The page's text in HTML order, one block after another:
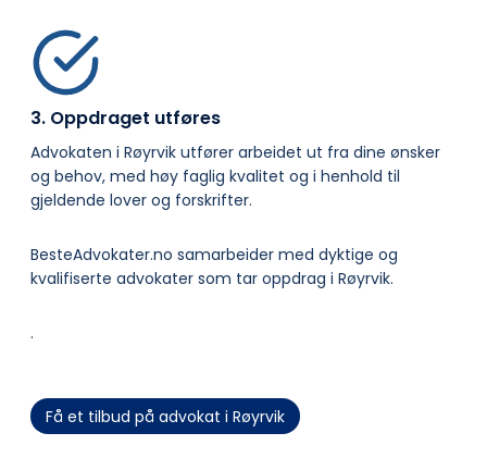
3. Oppdraget utføres
Advokaten i Røyrvik utfører arbeidet ut fra dine ønsker
og behov, med høy faglig kvalitet og i henhold til
gjeldende lover og forskrifter.
BesteAdvokater.no samarbeider med dyktige og
kvalifiserte advokater som tar oppdrag i Røyrvik.
.
Få et tilbud på advokat i Røyrvik